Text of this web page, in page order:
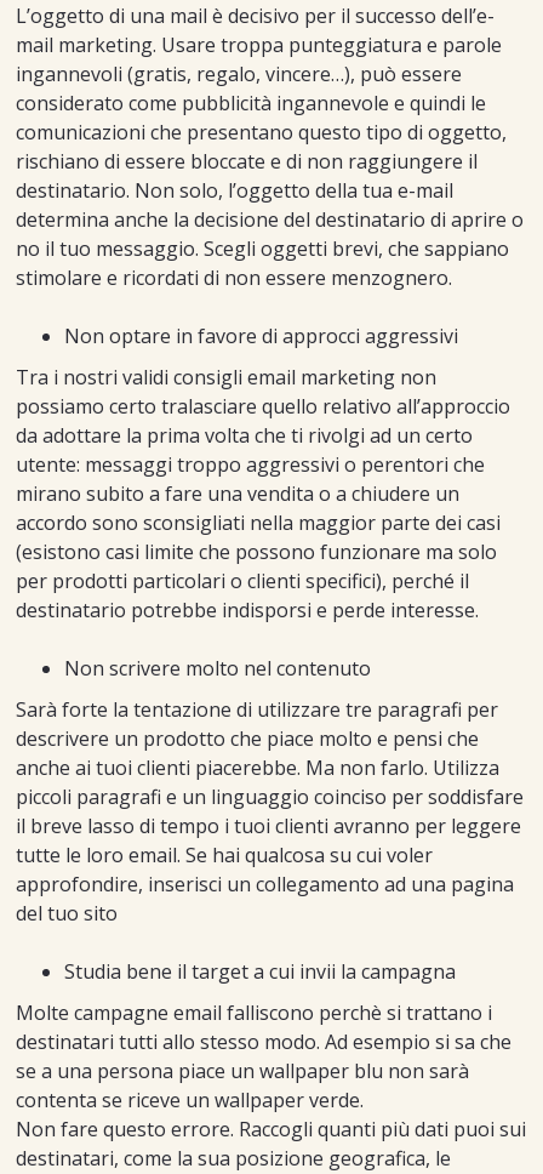
L’oggetto di una mail è decisivo per il successo dell’e-
mail marketing. Usare troppa punteggiatura e parole
ingannevoli (gratis, regalo, vincere…), può essere
considerato come pubblicità ingannevole e quindi le
comunicazioni che presentano questo tipo di oggetto,
rischiano di essere bloccate e di non raggiungere il
destinatario. Non solo, l’oggetto della tua e-mail
determina anche la decisione del destinatario di aprire o
no il tuo messaggio. Scegli oggetti brevi, che sappiano
stimolare e ricordati di non essere menzognero.
Non optare in favore di approcci aggressivi
Tra i nostri validi consigli email marketing non
possiamo certo tralasciare quello relativo all’approccio
da adottare la prima volta che ti rivolgi ad un certo
utente: messaggi troppo aggressivi o perentori che
mirano subito a fare una vendita o a chiudere un
accordo sono sconsigliati nella maggior parte dei casi
(esistono casi limite che possono funzionare ma solo
per prodotti particolari o clienti specifici), perché il
destinatario potrebbe indisporsi e perde interesse.
Non scrivere molto nel contenuto
Sarà forte la tentazione di utilizzare tre paragrafi per
descrivere un prodotto che piace molto e pensi che
anche ai tuoi clienti piacerebbe. Ma non farlo. Utilizza
piccoli paragrafi e un linguaggio coinciso per soddisfare
il breve lasso di tempo i tuoi clienti avranno per leggere
tutte le loro email. Se hai qualcosa su cui voler
approfondire, inserisci un collegamento ad una pagina
del tuo sito
Studia bene il target a cui invii la campagna
Molte campagne email falliscono perchè si trattano i
destinatari tutti allo stesso modo. Ad esempio si sa che
se a una persona piace un wallpaper blu non sarà
contenta se riceve un wallpaper verde.
Non fare questo errore. Raccogli quanti più dati puoi sui
destinatari, come la sua posizione geografica, le